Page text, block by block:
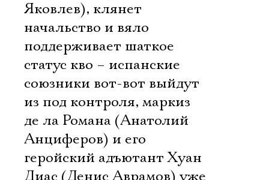
Яковлев), клянет
начальство и вяло
поддерживает шаткое
статус кво – испанские
союзники вот-вот выйдут
из под контроля, маркиз
де ла Романа (Анатолий
Анциферов) и его
геройский адъютант Хуан
Диас (Денис Аврамов) уже